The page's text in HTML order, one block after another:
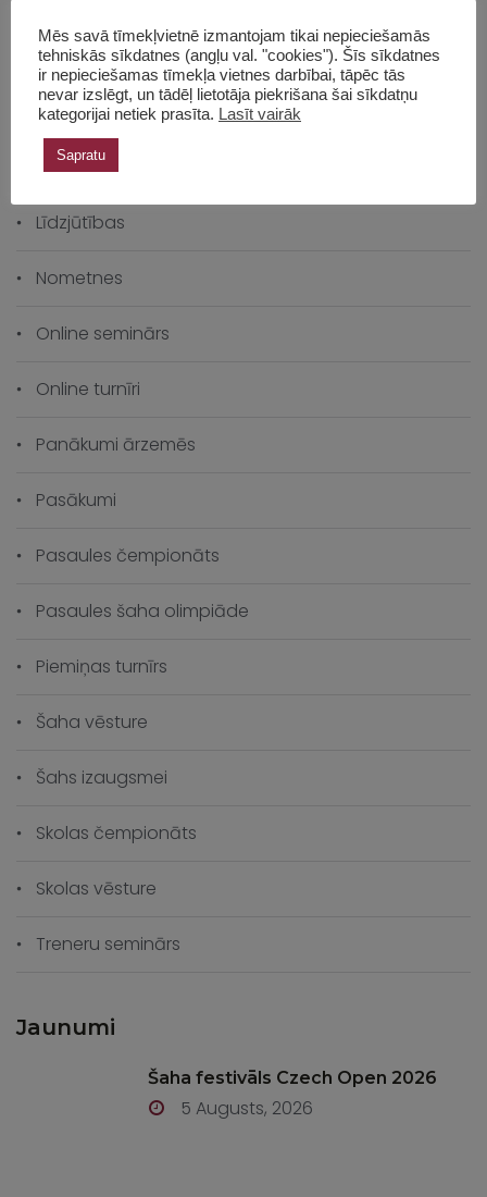
Komandu turnīri
Kompozīciju risināšana
Latvijas čempionāts
Līdzjūtības
Nometnes
Online seminārs
Online turnīri
Panākumi ārzemēs
Pasākumi
Pasaules čempionāts
Pasaules šaha olimpiāde
Piemiņas turnīrs
Šaha vēsture
Šahs izaugsmei
Skolas čempionāts
Skolas vēsture
Treneru seminārs
Jaunumi
Šaha festivāls Czech Open 2026
5 Augusts, 2026
Mēs savā tīmekļvietnē izmantojam tikai nepieciešamās
tehniskās sīkdatnes (angļu val. "cookies"). Šīs sīkdatnes
ir nepieciešamas tīmekļa vietnes darbībai, tāpēc tās
nevar izslēgt, un tādēļ lietotāja piekrišana šai sīkdatņu
kategorijai netiek prasīta. Lasīt vairāk
Sapratu